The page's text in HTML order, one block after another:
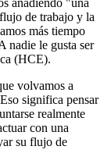
añadiendo "una
de trabajo y la
más tiempo
nadie le gusta ser
(HCE).
volvamos a
significa pensar
realmente
con una
su flujo de